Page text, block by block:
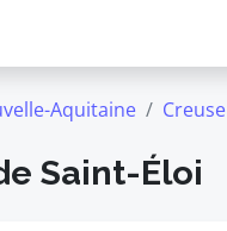
Aquitaine Creuse
Saint-Éloi